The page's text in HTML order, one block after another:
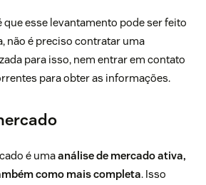
que esse levantamento pode ser feito
não é preciso contratar uma
para isso, nem entrar em contato
para obter as informações.
é umaanálise de mercado ativa,
como mais completa. Isso